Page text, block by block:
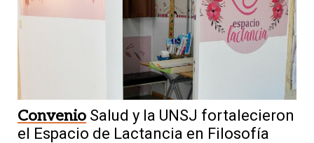
Convenio Salud y la UNSJ fortalecieron
el Espacio de Lactancia en Filosofía